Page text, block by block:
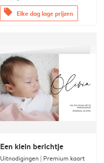
offers Elke dag lage prijzen
Een klein berichtje
Uitnodigingen | Premium kaart